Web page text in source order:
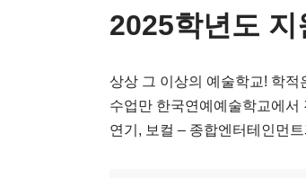
2025학년도
상상 그 이상의 예술학교! 학적
수업만 한국연예예술학교에서
연기, 보컬 – 종합엔터테인먼